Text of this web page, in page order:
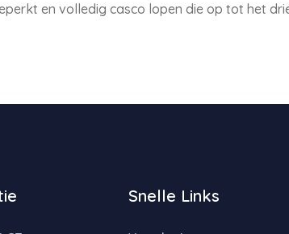
en volledig casco lopen die op tot het
Snelle Links